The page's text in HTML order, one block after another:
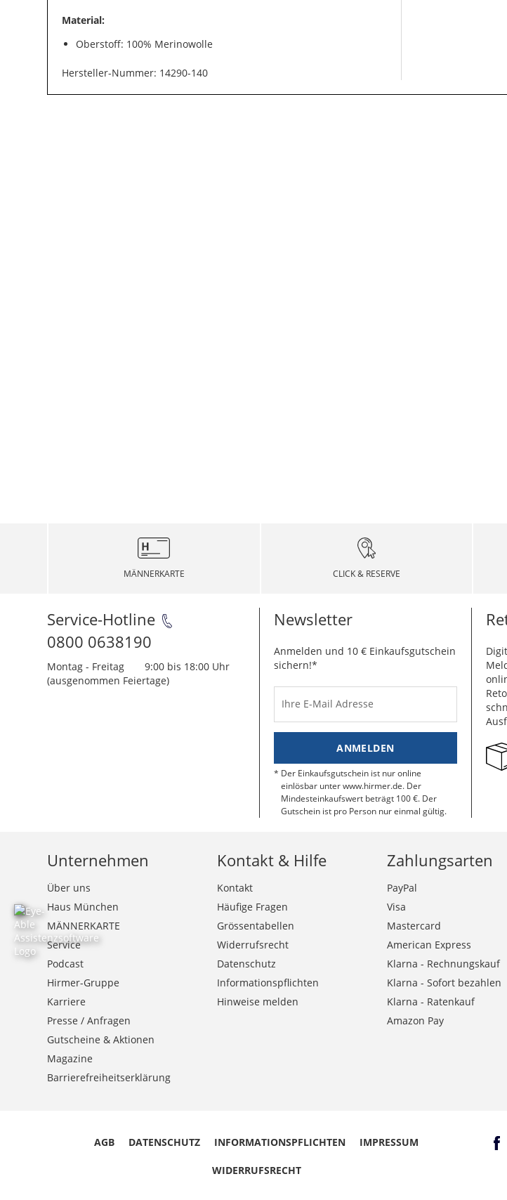
Material:
Oberstoff: 100% Merinowolle
Hersteller-Nummer: 14290-140
MÄNNERKARTE CLICK & RESERVE
Service-Hotline
0800 0638190
Montag - Freitag
9:00 bis 18:00 Uhr
(ausgenommen Feiertage)
Newsletter
Anmelden und 10 € Einkaufsgutschein
sichern!*
Ihre E-Mail Adresse
ANMELDEN
Der Einkaufsgutschein ist nur online
einlösbar unter www.hirmer.de. Der
Mindesteinkaufswert beträgt 100 €. Der
Gutschein ist pro Person nur einmal gültig.
Unternehmen
Über uns
Haus München
MÄNNERKARTE
Service
Podcast
Hirmer-Gruppe
Karriere
Presse / Anfragen
Gutscheine & Aktionen
Magazine
Barrierefreiheitserklärung
Kontakt & Hilfe
Kontakt
Häufige Fragen
Grössentabellen
Widerrufsrecht
Datenschutz
Informationspflichten
Hinweise melden
Zahlungsarten
PayPal
Visa
Mastercard
American Express
Klarna - Rechnungskauf
Klarna - Sofort bezahlen
Klarna - Ratenkauf
Amazon Pay
AGB DATENSCHUTZ INFORMATIONSPFLICHTEN IMPRESSUM
WIDERRUFSRECHT